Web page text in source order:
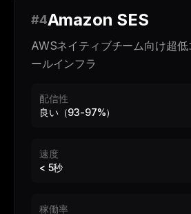
#4Amazon SES
AWSネイティブチーム向け超低
ールインフラ
配信性
良い（93-97%）
速度
< 5秒
稼働率